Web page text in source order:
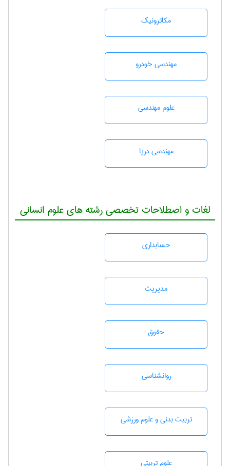
مکاترونیک
مهندسی خودرو
علوم مهندسی
مهندسی دریا
لغات و اصطلاحات تخصصی رشته های علوم انسانی
حسابداری
مديريت
حقوق
روانشناسی
تربيت بدنی و علوم ورزشی
علوم تربيتی